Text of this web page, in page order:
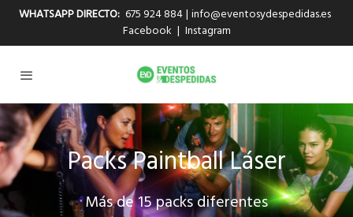
WHATSAPP DIRECTO: 675 924 884| info@eventosydespedidas.es
Facebook | Instagram
Packs Paintball Láser
Más de 15 packs diferentes